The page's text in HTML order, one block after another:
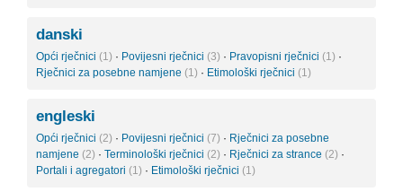
danski
Opći rječnici (1) · Povijesni rječnici (3) · Pravopisni rječnici (1) ·
Rječnici za posebne namjene (1) · Etimološki rječnici (1)
engleski
Opći rječnici (2) · Povijesni rječnici (7) · Rječnici za posebne
namjene (2) · Terminološki rječnici (2) · Rječnici za strance (2) ·
Portali i agregatori (1) · Etimološki rječnici (1)